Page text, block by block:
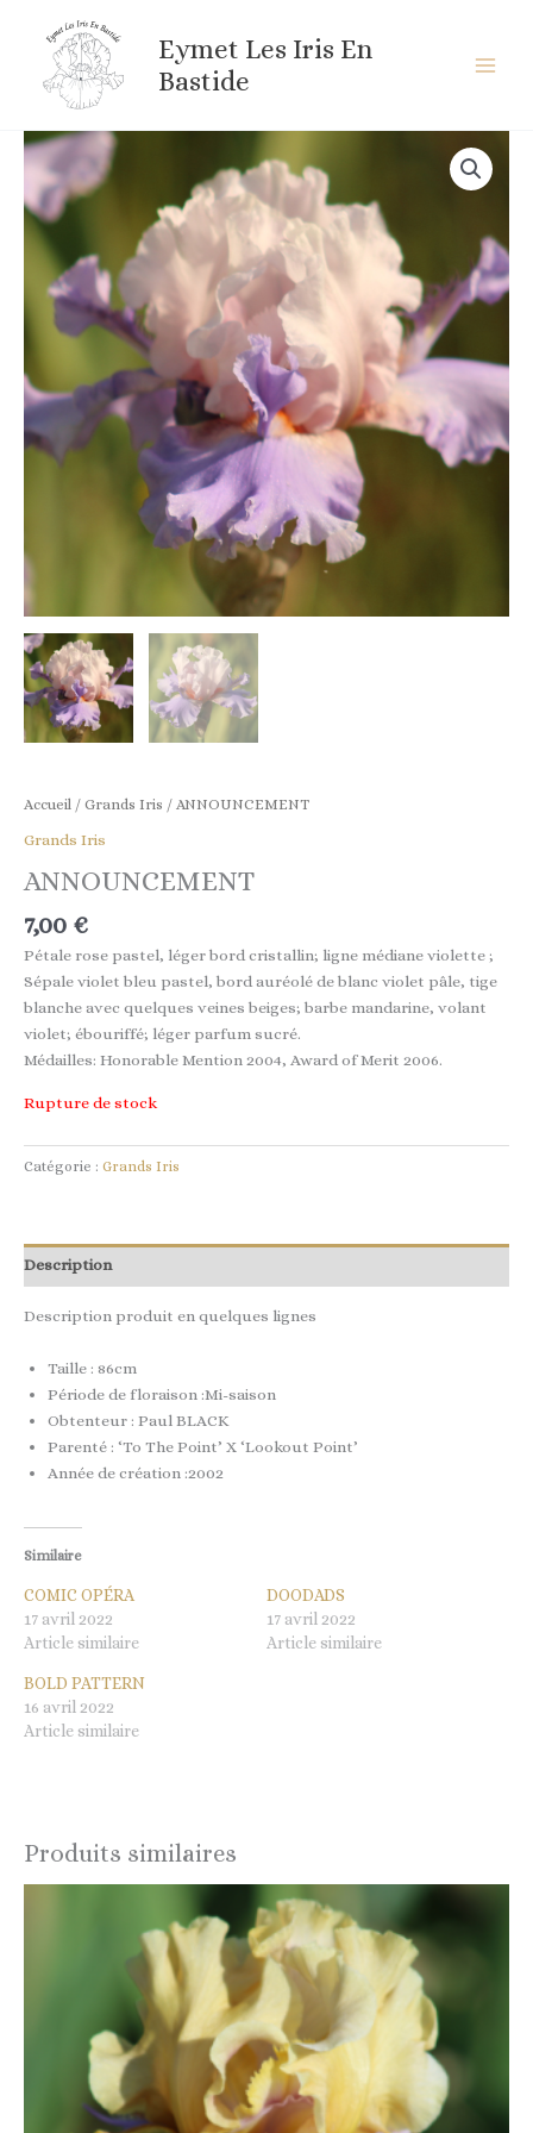
contenu
Eymet Les Iris En
Bastide
Accueil / Grands Iris / ANNOUNCEMENT
Grands Iris
ANNOUNCEMENT
7,00 €
Pétale rose pastel, léger bord cristallin; ligne médiane violette ;
Sépale violet bleu pastel, bord auréolé de blanc violet pâle, tige
blanche avec quelques veines beiges; barbe mandarine, volant
violet; ébouriffé; léger parfum sucré.
Médailles: Honorable Mention 2004, Award of Merit 2006.
Rupture de stock
Catégorie : Grands Iris
Description
Description produit en quelques lignes
Taille : 86cm
Période de floraison :Mi-saison
Obtenteur : Paul BLACK
Parenté : ‘To The Point’ X ‘Lookout Point’
Année de création :2002
Similaire
COMIC OPÉRA
17 avril 2022
Article similaire
DOODADS
17 avril 2022
Article similaire
BOLD PATTERN
16 avril 2022
Article similaire
Produits similaires